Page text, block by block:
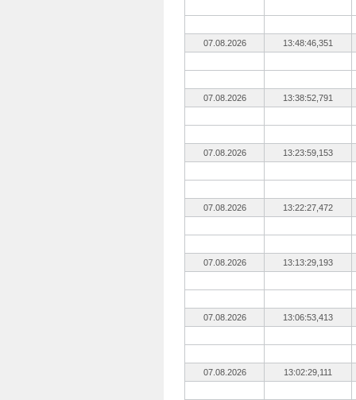
07.08.2026 13:48:46,351
07.08.2026 13:38:52,791
07.08.2026 13:23:59,153
07.08.2026 13:22:27,472
07.08.2026 13:13:29,193
07.08.2026 13:06:53,413
07.08.2026 13:02:29,111